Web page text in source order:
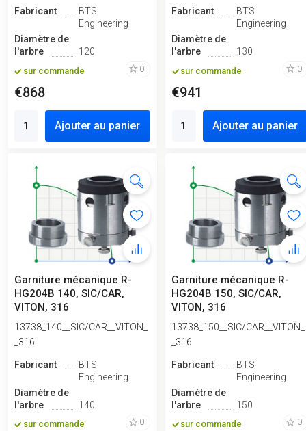
Fabricant
BTS
Engineering
Diamètre de
l'arbre
120
sur commande 0
€868
Ajouter au panier
Fabricant
BTS
Engineering
Diamètre de
l'arbre
130
sur commande 0
€941
Ajouter au panier
Garniture mécanique R-
HG204B 140, SIC/CAR,
VITON, 316
13738_140__SIC/CAR__VITON_
_316
Fabricant
BTS
Engineering
Diamètre de
l'arbre
140
sur commande 0
Garniture mécanique R-
HG204B 150, SIC/CAR,
VITON, 316
13738_150__SIC/CAR__VITON_
_316
Fabricant
BTS
Engineering
Diamètre de
l'arbre
150
sur commande 0